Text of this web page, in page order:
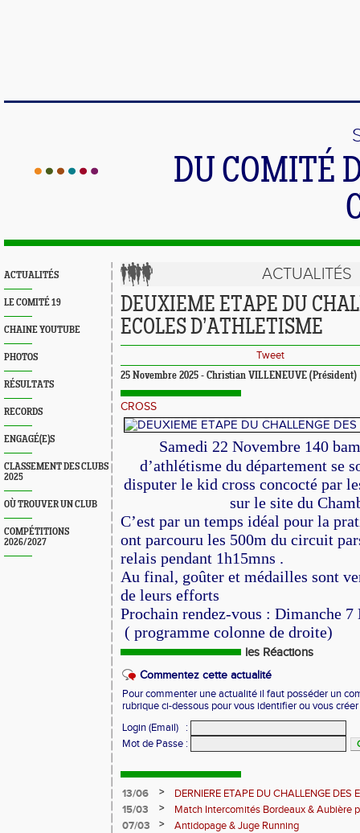
DU COMITÉ
ACTUALITÉS
LE COMITÉ 19
CHAINE YOUTUBE
PHOTOS
RÉSULTATS
RECORDS
ENGAGÉ(E)S
CLASSEMENT DES CLUBS
2025
OÙ TROUVER UN CLUB
COMPÉTITIONS
2026/2027
ACTUALITÉS
DEUXIEME ETAPE DU
ECOLES D’ATHLETISME
Tweet
25 Novembre 2025 - Christian VILLENEUVE (Président)
CROSS
Samedi 22 Novembre 140
d’athlétisme du département se
disputer le kid cross concocté par
sur le site du
C’est par un temps idéal pour la
ont parcouru les 500m du circuit
relais pendant 1h15mns .
Au final, goûter et médailles sont
de leurs efforts
Prochain rendez-vous : Dimanche 7
( programme colonne de droite)
les Réactions
Commentez cette actualité
Pour commenter une actualité il faut posséder un
rubrique ci-dessous pour vous identifier ou vous
Login (Email)
:
Mot de Passe :
13/06 >
DERNIERE ETAPE DU CHALLENGE DES
15/03
>
Match Intercomités Bordeaux & Aubière
Pantaléon
07/03 >
Antidopage & Juge Running